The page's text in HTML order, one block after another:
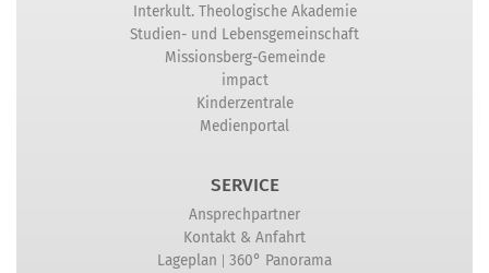
Interkult. Theologische Akademie
Studien- und Lebensgemeinschaft
Missionsberg-Gemeinde
impact
Kinderzentrale
Medienportal
SERVICE
Ansprechpartner
Kontakt & Anfahrt
Lageplan | 360° Panorama